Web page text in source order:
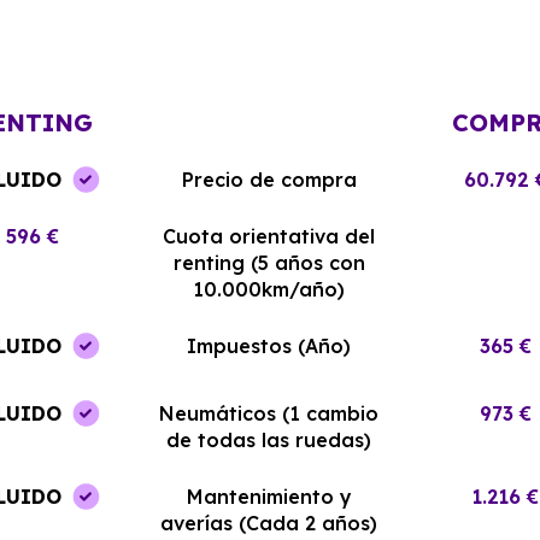
Precio de compra 60.792
596 €
Cuota orientativa del
renting (5 años con
10.000km/año)
Impuestos (Año) 365 €
Neumáticos (1 cambio
de todas las ruedas)
973 €
Mantenimiento y
averías (Cada 2 años)
1.216 €